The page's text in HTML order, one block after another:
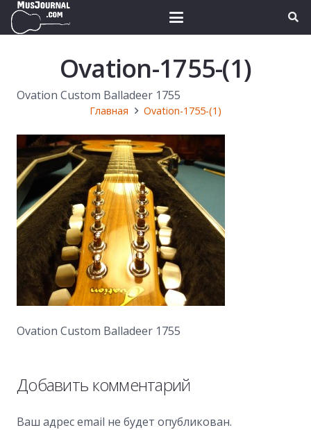
Ovation-1755-(1)
Ovation Custom Balladeer 1755
Главная Ovation-1755-(1)
Ovation Custom Balladeer 1755
Добавить комментарий
Ваш адрес email не будет опубликован.